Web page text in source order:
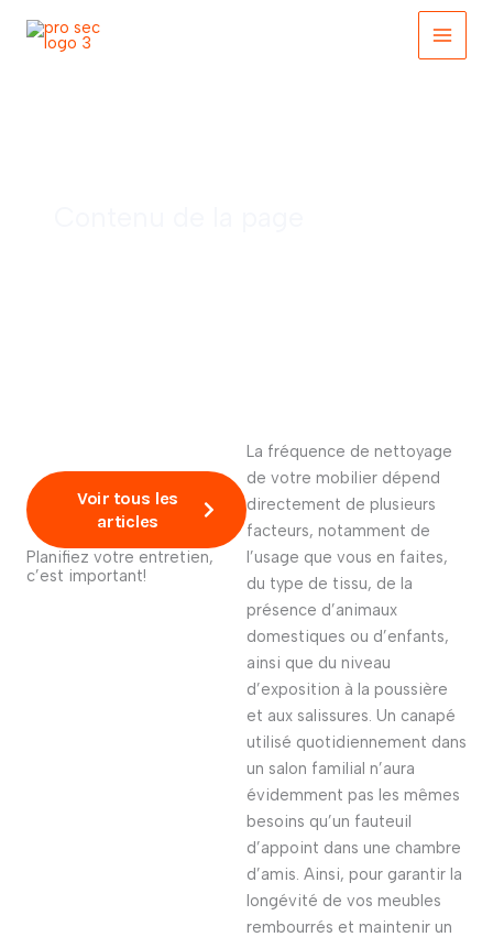
Planifiez votre entretien,
c’est important!
Voir tous les
articles
La fréquence de nettoyage
de votre mobilier dépend
directement de plusieurs
facteurs, notamment de
l’usage que vous en faites,
du type de tissu, de la
présence d’animaux
domestiques ou d’enfants,
ainsi que du niveau
d’exposition à la poussière
et aux salissures. Un canapé
utilisé quotidiennement dans
un salon familial n’aura
évidemment pas les mêmes
besoins qu’un fauteuil
d’appoint dans une chambre
d’amis. Ainsi, pour garantir la
longévité de vos meubles
rembourrés et maintenir un